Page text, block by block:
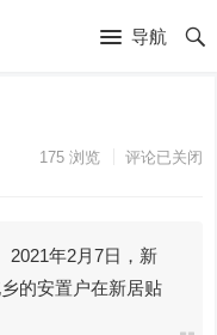
导航
175浏览 评论已关闭
年2月7日，新
的安置户在新居贴